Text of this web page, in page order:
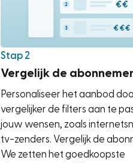
Stap 2
Vergelijk de
Personaliseer het aanbod
vergelijker de filters aan te
jouw wensen, zoals
tv-zenders. Vergelijk de
We zetten het goedkoopste